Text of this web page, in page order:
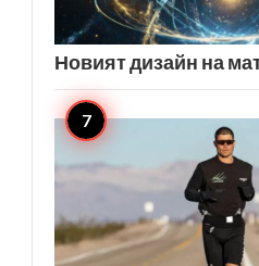
Новият дизайн на